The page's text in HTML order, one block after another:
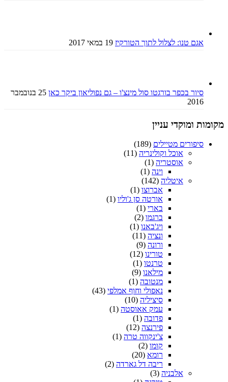
אגם טנו: לצלול לתוך הטורקיז 19 במאי 2017
סיור בכפר בורגטו סול מינצ'ו – גם נפוליאון ביקר כאן
25 בנובמבר
2016
מקומות ומוקדי עניין
סיפורים מטיילים (189)
אוכל וקולינריה (11)
אוסטריה (1)
וינה (1)
איטליה (142)
אברוצו (1)
אורטה סן ג'וליו (1)
בארי (1)
ברגמו (2)
ויג'באנו (1)
ונציה (11)
ורונה (9)
טורינו (12)
טרנטו (1)
מילאנו (9)
מנטובה (1)
נאפולי וחוף אמלפי (43)
סיציליה (10)
עמק אאוסטה (1)
פדובה (1)
פירנצה (12)
צ'ינקווה טרה (1)
קומו (2)
רומא (20)
ריבה דל גארדה (2)
אלבניה (3)